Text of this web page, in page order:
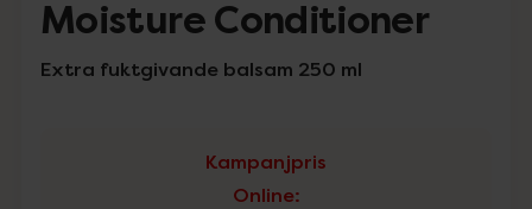
Moisture Conditioner
Extra fuktgivande balsam 250 ml
Kampanjpris
Online: